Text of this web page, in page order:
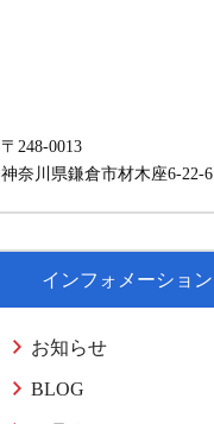
〒248-0013
神奈川県鎌倉市材木座6-22-6
インフォメーション
お知らせ
BLOG